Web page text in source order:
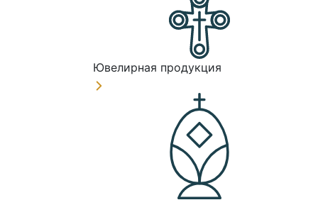
Ювелирная продукция